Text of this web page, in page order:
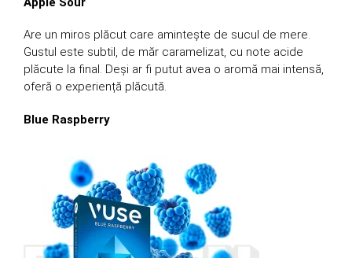
Are un miros plăcut care amintește de sucul de mere.
Gustul este subtil, de măr caramelizat, cu note acide
plăcute la final. Deși ar fi putut avea o aromă mai intensă,
oferă o experiență plăcută.
Blue Raspberry